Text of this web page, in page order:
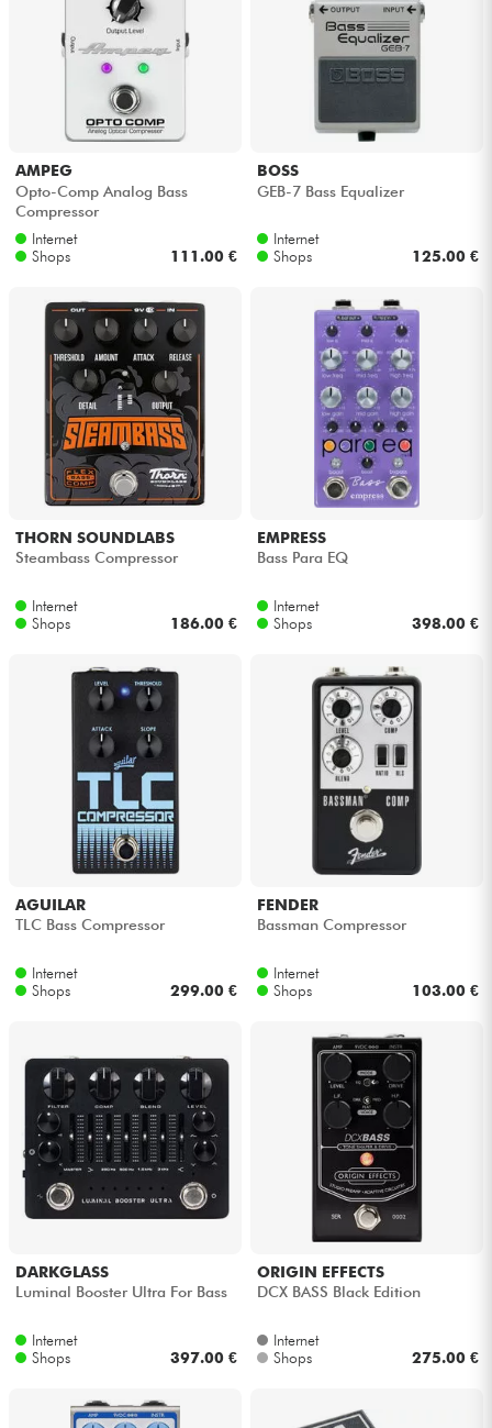
Drums
Blasinstrumente
Violinen & Quartett
Kinder
HiFi
Bundle
Sehen Sie sich unsere Marken an
AMPEG
Opto-Comp Analog Bass
Compressor
Internet
Shops
111.00 €
BOSS
GEB-7 Bass Equalizer
Internet
Shops
125.00 €
THORN SOUNDLABS
Steambass Compressor
Internet
Shops
186.00 €
EMPRESS
Bass Para EQ
Internet
Shops
398.00 €
AGUILAR
TLC Bass Compressor
Internet
Shops
299.00 €
FENDER
Bassman Compressor
Internet
Shops
103.00 €
DARKGLASS
Luminal Booster Ultra For Bass
Internet
Shops
397.00 €
ORIGIN EFFECTS
DCX BASS Black Edition
Internet
Shops
275.00 €